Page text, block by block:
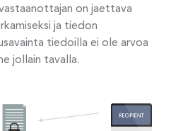
on jaettava
ja tiedon
tiedoilla ei ole arvoa
jollain tavalla.